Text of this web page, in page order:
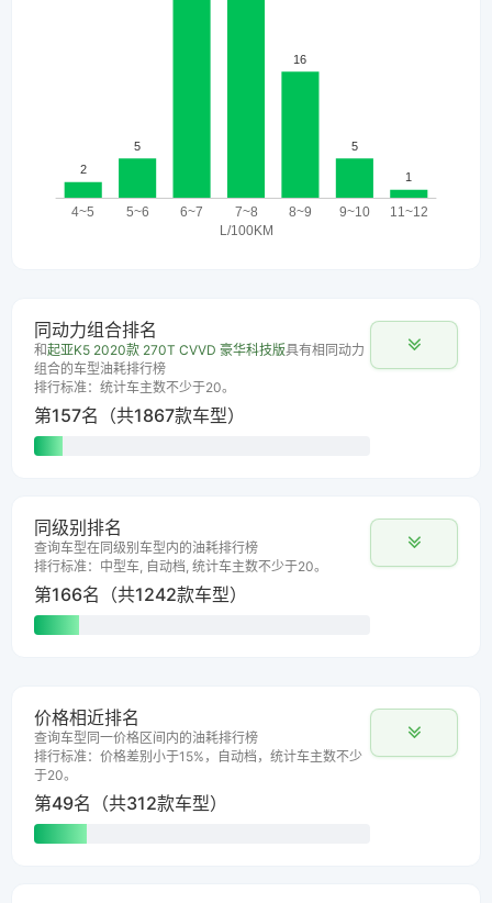
同动力组合排名
和起亚K5 2020款 270T CVVD 豪华科技版具有相同动力
组合的车型油耗排行榜
排行标准：统计车主数不少于20。
第157名（共1867款车型）
同级别排名
查询车型在同级别车型内的油耗排行榜
排行标准：中型车, 自动档, 统计车主数不少于20。
第166名（共1242款车型）
价格相近排名
查询车型同一价格区间内的油耗排行榜
排行标准：价格差别小于15%，自动档，统计车主数不少
于20。
第49名（共312款车型）